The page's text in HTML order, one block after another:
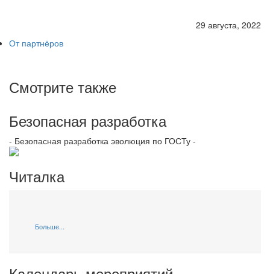
29 августа, 2022
От партнёров
Смотрите также
Безопасная разработка
- Безопасная разработка эволюция по ГОСТу -
Читалка
Больше...